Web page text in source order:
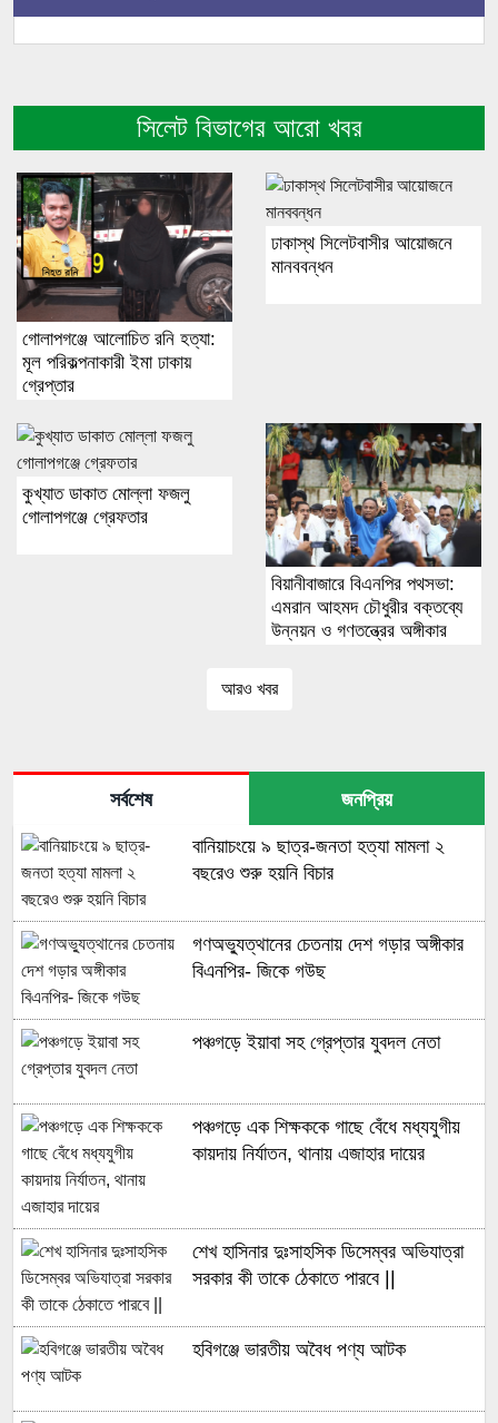
সিলেট বিভাগের আরো খবর
গোলাপগঞ্জে আলোচিত রনি হত্যা:
মূল পরিকল্পনাকারী ইমা ঢাকায়
গ্রেপ্তার
ঢাকাস্থ সিলেটবাসীর আয়োজনে
মানববন্ধন
কুখ্যাত ডাকাত মোল্লা ফজলু
গোলাপগঞ্জে গ্রেফতার
বিয়ানীবাজারে বিএনপির পথসভা:
এমরান আহমদ চৌধুরীর বক্তব্যে
উন্নয়ন ও গণতন্ত্রের অঙ্গীকার
আরও খবর
সর্বশেষ জনপ্রিয়
বানিয়াচংয়ে ৯ ছাত্র-জনতা হত্যা মামলা ২
বছরেও শুরু হয়নি বিচার
গণঅভ্যুত্থানের চেতনায় দেশ গড়ার অঙ্গীকার
বিএনপির- জিকে গউছ
পঞ্চগড়ে ইয়াবা সহ গ্রেপ্তার যুবদল নেতা
পঞ্চগড়ে এক শিক্ষককে গাছে বেঁধে মধ্যযুগীয়
কায়দায় নির্যাতন, থানায় এজাহার দায়ের
শেখ হাসিনার দুঃসাহসিক ডিসেম্বর অভিযাত্রা
সরকার কী তাকে ঠেকাতে পারবে ||
হবিগঞ্জে ভারতীয় অবৈধ পণ্য আটক